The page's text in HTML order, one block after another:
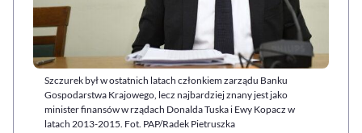
Szczurek był w ostatnich latach członkiem zarządu Banku
Gospodarstwa Krajowego, lecz najbardziej znany jest jako
minister finansów w rządach Donalda Tuska i Ewy Kopacz w
latach 2013-2015. Fot. PAP/Radek Pietruszka